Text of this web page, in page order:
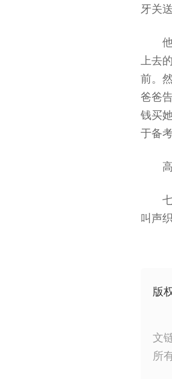
牙关
上去
前。
爸爸
钱买
于备
叫声
版
文
所